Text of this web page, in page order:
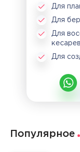
Для
Для
Для
Для
Популярное